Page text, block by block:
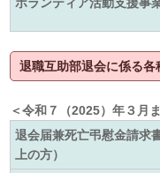
退職互助部退会に係る
＜令和７（2025）年３月
退会届兼死亡弔慰金請求
上の方）